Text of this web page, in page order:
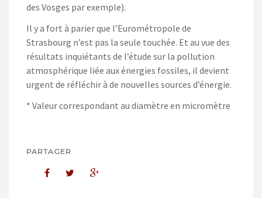
des Vosges par exemple).
Il y a fort à parier que l’Eurométropole de
Strasbourg n’est pas la seule touchée. Et au vue des
résultats inquiétants de l’étude sur la pollution
atmosphérique liée aux énergies fossiles, il devient
urgent de réfléchir à de nouvelles sources d’énergie.
* Valeur correspondant au diamètre en micromètre
PARTAGER